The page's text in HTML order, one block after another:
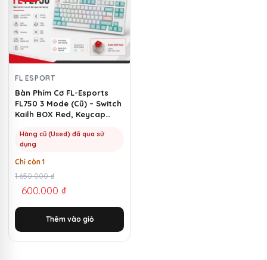
FL ESPORT
Bàn Phím Cơ FL-Esports
FL750 3 Mode (Cũ) – Switch
Kailh BOX Red, Keycap
Hàng cũ (Used) đã qua sử
dụng
Chỉ còn 1
1.650.000₫
Giá
gốc
là:
1.650.000 ₫.
600.000 ₫
Giá
hiện
tại
là:
600.000 ₫.
Thêm vào giỏ